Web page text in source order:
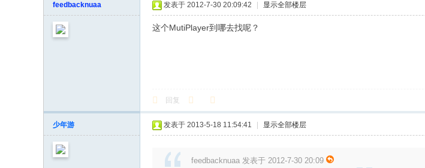
feedbacknuaa 发表于 2012-7-30 20:09:42 显示全部楼层
这个MutiPlayer到哪去找呢？
回复
少年游 发表于 2013-5-18 11:54:41 显示全部楼层
feedbacknuaa 发表于 2012-7-30 20:09